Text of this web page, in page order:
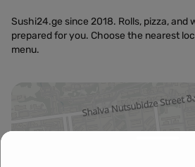
Sushi24.ge since 2018. Rolls, pizza, and
prepared for you. Choose the nearest
menu.